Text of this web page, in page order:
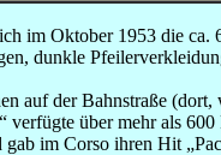
im Oktober 1953 die
dunkle
auf der Bahnstraße
über mehr als
im Corso ihren Hit